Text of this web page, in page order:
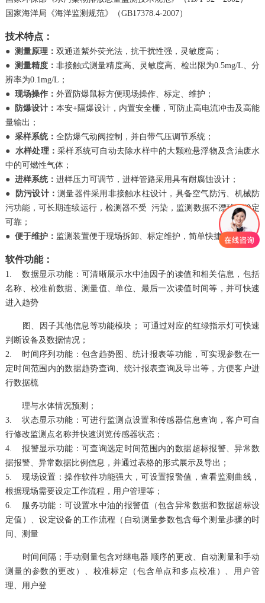
国家海洋局《海洋监测规范》（GB17378.4-2007）
技术特点：
● 测量原理： 双通道紫外荧光法，抗干扰性强，灵敏度高；
● 测量精度：非接触式测量精度高、灵敏度高、检出限为0.5mg/L、分
辨率为0.1mg/L；
● 现场操作： 外置防爆鼠标方便现场操作、标定、维护；
●
防爆设计： 本安+隔爆设计，内置安全栅，可防止高电流冲击及高能
量输出；
● 采样系统： 全防爆气动阀控制，并自带气压调节系统；
● 水样处理：采样系统可自动去除水样中的大颗粒悬浮物及含油废水
中的可燃性气体；
● 进样系统： 进样压力可调节，进样管路采用具有耐腐蚀设计；
●
防污设计：测量器件采用非接触水柱设计，具备空气防污、机械防
污功能，可长期连续运行，检测器不受 污染，监测数据不漂移，稳定
可靠；
● 便于维护： 监测装置便于现场拆卸、标定维护，简单快捷；
软件功能：
1. 数据显示功能：可清晰展示水中油因子的读值和相关信息，包括
名称、校准前数据、测量值、单位、最后一次读值时间等，并可快速
进入趋势
图、因子其他信息等功能模块； 可通过对应的红绿指示灯可快速
判断设备及数据情况；
2. 时间序列功能：包含趋势图、统计报表等功能，可实现参数在一
定时间范围内的数据趋势查询、统计报表查询及导出等，方便客户进
行数据梳
理与水体情况预测；
3. 状态显示功能：可进行监测点设置和传感器信息查询，客户可自
行修改监测点名称并快速浏览传感器状态；
4. 报警显示功能：可查询选定时间范围内的数据超标报警、异常数
据报警、异常数据比例信息，并通过表格的形式展示及导出；
5. 现场设置：操作软件功能强大，可设置报警值，查看监测曲线，
根据现场需要设定工作流程，用户管理等；
6. 服务功能：可设置水中油的报警值（包含异常数据和数据超标设
定值）、设定设备的工作流程（自动测量参数包含每个测量步骤的时
间、测量
时间间隔；手动测量包含对继电器 顺序的更改、自动测量和手动
测量的参数的更改）、校准标定（包含单点和多点校准）、用户管
理、用户登